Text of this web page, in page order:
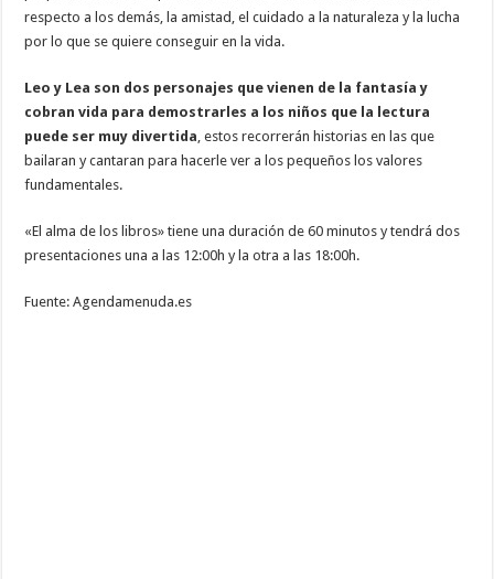
respecto a los demás, la amistad, el cuidado a la naturaleza y la lucha
por lo que se quiere conseguir en la vida.
Leo y Lea son dos personajes que vienen de la fantasía y
cobran vida para demostrarles a los niños que la lectura
puede ser muy divertida , estos recorrerán historias en las que
bailaran y cantaran para hacerle ver a los pequeños los valores
fundamentales.
«El alma de los libros» tiene una duración de 60 minutos y tendrá dos
presentaciones una a las 12:00h y la otra a las 18:00h.
Fuente: Agendamenuda.es